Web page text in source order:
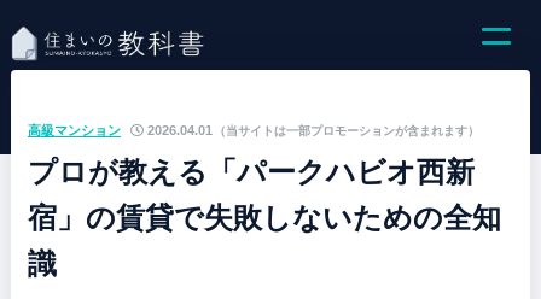
（当サイトは一部プロモーションが含まれます）
高級マンション 2026.04.01
プロが教える「パークハビオ西新
宿」の賃貸で失敗しないための全知
識